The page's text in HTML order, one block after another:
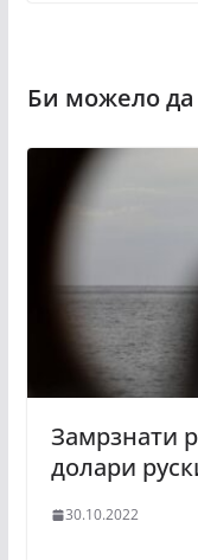
Замрзнати
долари
30.10.2022